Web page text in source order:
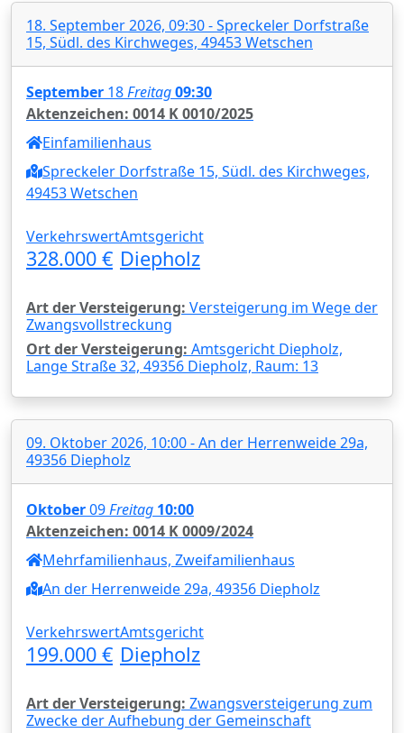
18. September 2026, 09:30 - Spreckeler Dorfstraße
15, Südl. des Kirchweges, 49453 Wetschen
September 18Freitag09:30
Aktenzeichen: 0014 K 0010/2025
Einfamilienhaus
Spreckeler Dorfstraße 15, Südl. des Kirchweges,
49453 Wetschen
Verkehrswert
328.000 €
Amtsgericht
Diepholz
Art der Versteigerung: Versteigerung im Wege der
Zwangsvollstreckung
Ort der Versteigerung: Amtsgericht Diepholz,
Lange Straße 32, 49356 Diepholz, Raum: 13
09. Oktober 2026, 10:00 - An der Herrenweide 29a,
49356 Diepholz
Oktober09Freitag 10:00
Aktenzeichen: 0014 K 0009/2024
Mehrfamilienhaus, Zweifamilienhaus
An der Herrenweide 29a, 49356 Diepholz
Verkehrswert
199.000 €
Amtsgericht
Diepholz
Art der Versteigerung: Zwangsversteigerung zum
Zwecke der Aufhebung der Gemeinschaft